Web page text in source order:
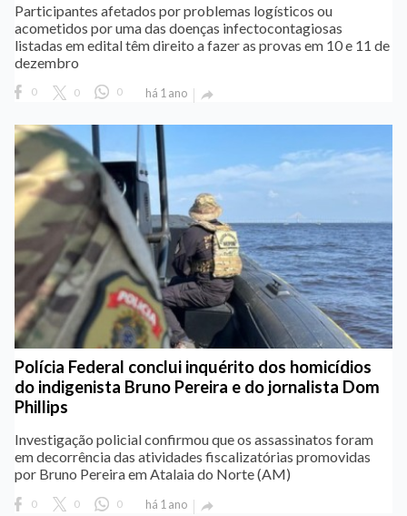
Participantes afetados por problemas logísticos ou
acometidos por uma das doenças infectocontagiosas
listadas em edital têm direito a fazer as provas em 10 e 11 de
dezembro
0 0 0 há 1 ano 
Polícia Federal conclui inquérito dos homicídios
do indigenista Bruno Pereira e do jornalista Dom
Phillips
Investigação policial confirmou que os assassinatos foram
em decorrência das atividades fiscalizatórias promovidas
por Bruno Pereira em Atalaia do Norte (AM)
0 0 0 há 1 ano 